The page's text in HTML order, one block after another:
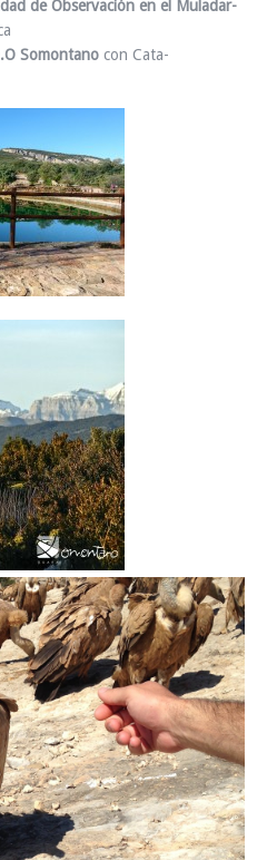
de Observación en el Muladar-
Somontano con Cata-